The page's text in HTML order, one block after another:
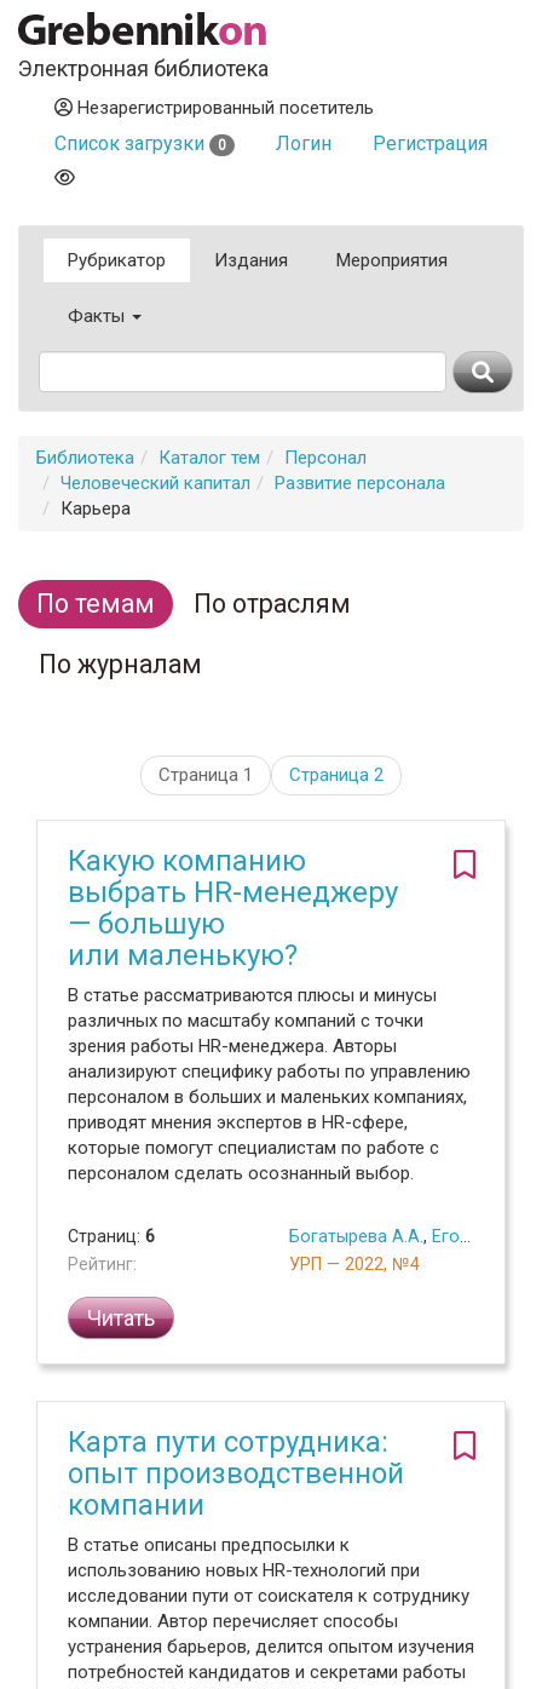
Электронная библиотека
Незарегистрированный посетитель
Список загрузки 0 Логин Регистрация
Рубрикатор Издания Мероприятия
Факты
Библиотека Каталог тем
Персонал
Человеческий капитал
Развитие персонала
Карьера
По темам
По отраслям
По журналам
Страница 1 Страница 2
Какую компанию
выбрать HR-менеджеру
— большую
или маленькую?
В статье рассматриваются плюсы и минусы
различных по масштабу компаний с точки
зрения работы HR-менеджера. Авторы
анализируют специфику работы по управлению
персоналом в больших и маленьких компаниях,
приводят мнения экспертов в HR-сфере,
которые помогут специалистам по работе с
персоналом сделать осознанный выбор.
Страниц: 6
Рейтинг:
Богатырева А.А. , Егорова А.А.
УРП — 2022, №4
Читать
Карта пути сотрудника:
опыт производственной
компании
В статье описаны предпосылки к
использованию новых HR-технологий при
исследовании пути от соискателя к сотруднику
компании. Автор перечисляет способы
устранения барьеров, делится опытом изучения
потребностей кандидатов и секретами работы